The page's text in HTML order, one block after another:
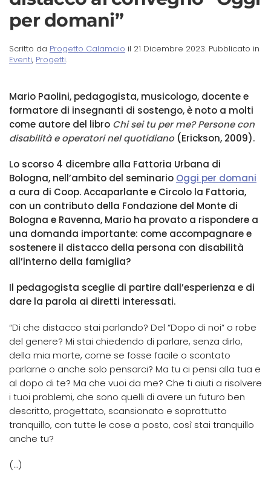
per domani”
Scritto da Progetto Calamaio il 21 Dicembre 2023. Pubblicato in
Eventi, Progetti.
Mario Paolini, pedagogista, musicologo, docente e
formatore di insegnanti di sostengo, è noto a molti
come autore del libro Chi sei tu per me? Persone con
disabilità e operatori nel quotidiano(Erickson, 2009).
Lo scorso 4 dicembre alla Fattoria Urbana di
Bologna, nell’ambito del seminario Oggi per domani
a cura di Coop. Accaparlante e Circolo la Fattoria,
con un contributo della Fondazione del Monte di
Bologna e Ravenna, Mario ha provato a rispondere a
una domanda importante: come accompagnare e
sostenere il distacco della persona con disabilità
all’interno della famiglia?
Il pedagogista sceglie di partire dall’esperienza e di
dare la parola ai diretti interessati.
“Di che distacco stai parlando? Del “Dopo di noi” o robe
del genere? Mi stai chiedendo di parlare, senza dirlo,
della mia morte, come se fosse facile o scontato
parlarne o anche solo pensarci? Ma tu ci pensi alla tua e
al dopo di te? Ma che vuoi da me? Che ti aiuti a risolvere
i tuoi problemi, che sono quelli di avere un futuro ben
descritto, progettato, scansionato e soprattutto
tranquillo, con tutte le cose a posto, così stai tranquillo
anche tu?
(…)